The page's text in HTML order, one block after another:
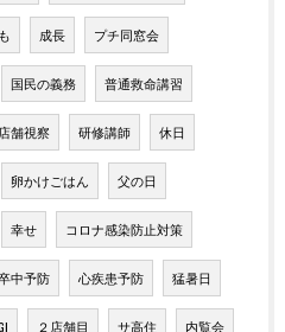
成長 プチ同窓会
国民の義務 普通救命講習
店舗視察 研修講師 休日
卵かけごはん 父の日
幸せ コロナ感染防止対策
中予防 心疾患予防 猛暑日
２店舗目 サ高住 内覧会